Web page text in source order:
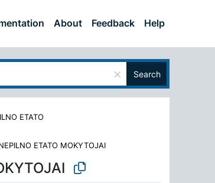
About Feedback Help
× Search
ETATO
ETATO MOKYTOJAI